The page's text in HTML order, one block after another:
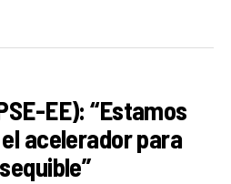
EE): “Estamos
acelerador para